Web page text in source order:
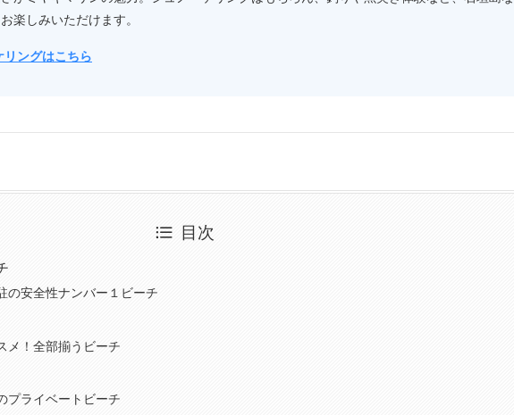
楽しみいただけます。
ングはこちら
目次
の安全性ナンバー１ビーチ
メ！全部揃うビーチ
プライベートビーチ